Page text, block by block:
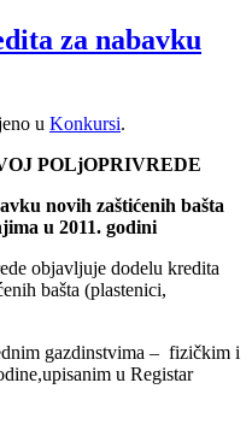
za nabavku
u Konkursi.
POLjOPRIVREDE
novih zaštićenih bašta
u 2011. godini
objavljuje dodelu kredita
bašta (plastenici,
gazdinstvima – fizičkim i
u Registar